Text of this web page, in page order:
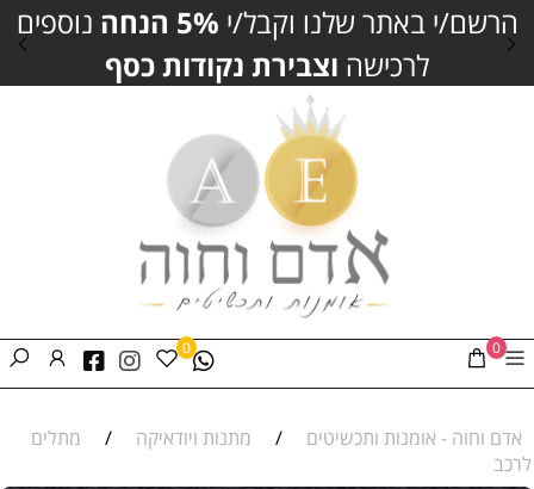
הרשם/י באתר שלנו וקבל/י 5% הנחה
נוספים
לרכישה וצבירת נקודות כסף
0
0
אדם וחוה - אומנות ותכשיטים / מתנות ויודאיקה /
מתלים
לרכב